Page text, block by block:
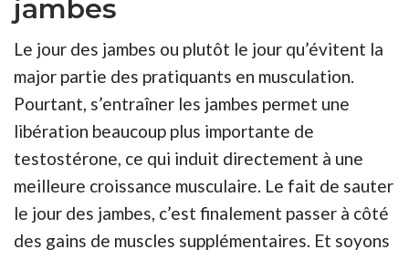
jambes
Le jour des jambes ou plutôt le jour qu’évitent la
major partie des pratiquants en musculation.
Pourtant, s’entraîner les jambes permet une
libération beaucoup plus importante de
testostérone, ce qui induit directement à une
meilleure croissance musculaire. Le fait de sauter
le jour des jambes, c’est finalement passer à côté
des gains de muscles supplémentaires. Et soyons